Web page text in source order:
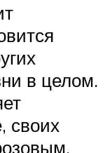
в целом.
своих